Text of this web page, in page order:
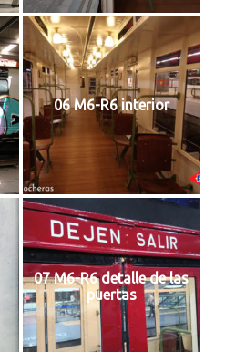
06 M6-R6 interior
07 M6-R6 detalle de las
puertas